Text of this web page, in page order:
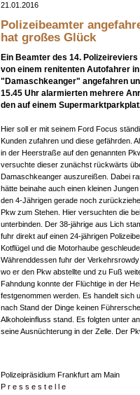
21.01.2016
Polizeibeamter
hat großes Glück
Ein Beamter des 14.
von einem renitenten Autofahrer
"Damaschkeanger" angefahren
15.45 Uhr alarmierten mehrere
den auf einem
Hier soll er mit seinem Ford Focus
Kunden zufahren und diese gefährden.
in der Heerstraße auf den genannten
versuchte dieser zunächst rückwärts
Damaschkeanger auszureißen. Dabei
hätte beinahe auch einen kleinen
den 4-Jährigen gerade noch
Pkw zum Stehen. Hier versuchten die
unterbinden. Der 38-jährige aus Lich
fuhr direkt auf einen 24-jährigen
Kotflügel und die Motorhaube
Währenddessen fuhr der
wo er den Pkw abstellte und zu Fuß
Fahndung konnte der Flüchtige in der
festgenommen werden. Es handelt sich
nach Stand der Dinge keinen
Alkoholeinfluss stand. Es folgten unter
seine Ausnüchterung in der Zelle. Der
Polizeipräsidium Frankfurt am Main
P r e s s e s t e l l e